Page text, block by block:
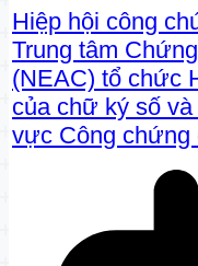
Hiệp hội công
Trung tâm
(NEAC) tổ chức
của chữ ký số
vực Công chứng